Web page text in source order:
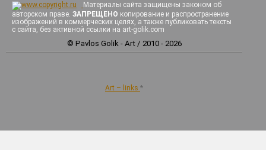
Материалы сайта защищены законом об
авторском праве. ЗАПРЕЩЕНО копирование и распространение
изображений в коммерческих целях, а также публиковать тексты
с сайта, без активной ссылки на art-golik.com
© Pavlos Golik - Art / 2010 - 2026
Art – links *